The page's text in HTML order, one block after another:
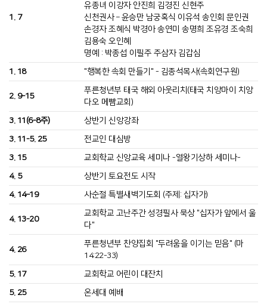
1. 7
유종녀 이강자 안진희 김경진 신현주
신천권사 – 윤승만 남궁혹식 이유석 송인회 문인권
손경자 조혜식 박경아 송연미 송명희 조유경 조숙희
김용숙 오인혜
명예 : 박종섭 이필주 주삼자 김갑심
1. 18
"행복한 속회 만들기" - 김종석목사(속회연구원)
2. 9–15
푸른청년부 태국 해외 아웃리치(태국 치앙마이 치앙
다오 메빰교회)
3. 11(6-8주)
상반기 신앙강좌
3. 11-5. 25
전교인 대심방
3. 15
교회학교 신앙교육 세미나 -열왕기상하 세미나-
4. 5
상반기 토요전도 시작
4. 14–19
사순절 특별새벽기도회 (주제: 십자가)
4. 13-20
교회학교 고난주간 성경필사 묵상 "십자가 앞에서 울
다"
4. 26
푸른청년부 찬양집회 "두려움을 이기는 믿음" (마
14:22-33)
5. 17
교회학교 어린이 대잔치
5. 25
온세대 예배